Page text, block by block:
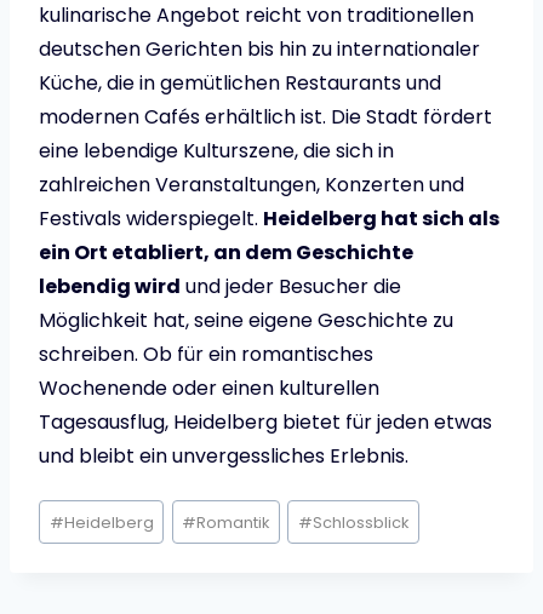
kulinarische Angebot reicht von traditionellen
deutschen Gerichten bis hin zu internationaler
Küche, die in gemütlichen Restaurants und
modernen Cafés erhältlich ist. Die Stadt fördert
eine lebendige Kulturszene, die sich in
zahlreichen Veranstaltungen, Konzerten und
Festivals widerspiegelt. Heidelberg hat sich als
ein Ort etabliert, an dem Geschichte
lebendig wird und jeder Besucher die
Möglichkeit hat, seine eigene Geschichte zu
schreiben. Ob für ein romantisches
Wochenende oder einen kulturellen
Tagesausflug, Heidelberg bietet für jeden etwas
und bleibt ein unvergessliches Erlebnis.
Schlagworte:
#Heidelberg #Romantik #Schlossblick